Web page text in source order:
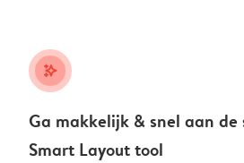
stars_plus
Ga makkelijk & snel aan de
Smart Layout tool